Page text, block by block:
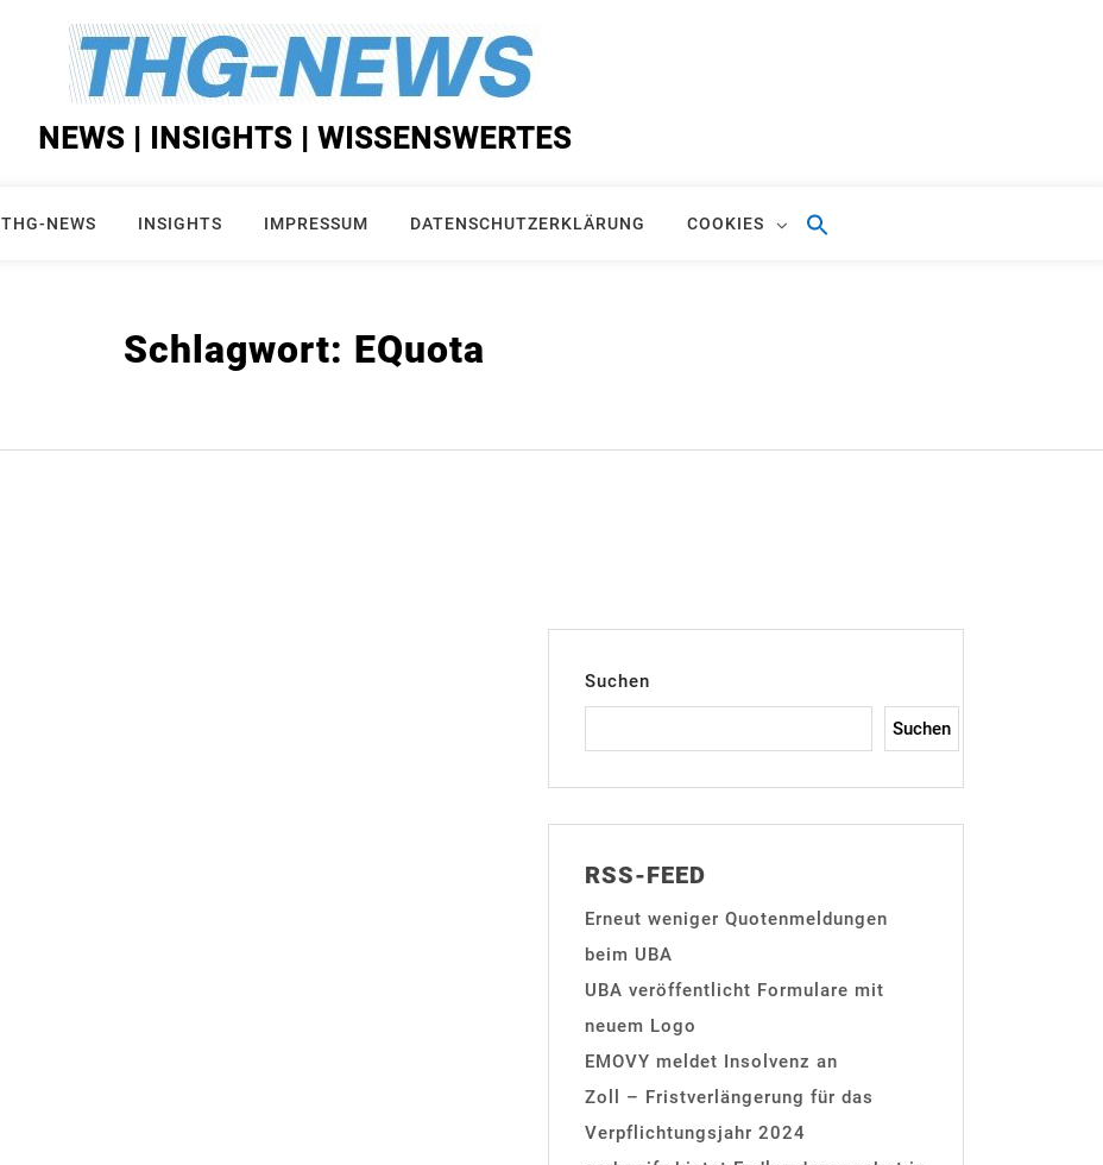
NEWS | INSIGHTS | WISSENSWERTES
THG-NEWS INSIGHTS IMPRESSUM DATENSCHUTZERKLÄRUNG COOKIES
Schlagwort: EQuota
Suchen
Suchen
RSS-FEED
Erneut weniger Quotenmeldungen
beim UBA
UBA veröffentlicht Formulare mit
neuem Logo
EMOVY meldet Insolvenz an
Zoll – Fristverlängerung für das
Verpflichtungsjahr 2024